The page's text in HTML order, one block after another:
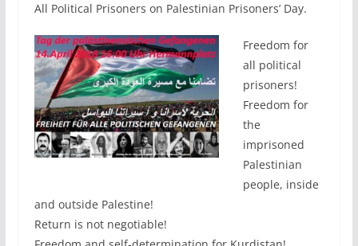
All Political Prisoners on Palestinian Prisoners’ Day.
Freedom for
all political
prisoners!
Freedom for
the
imprisoned
Palestinian
people, inside
and outside Palestine!
Return is not negotiable!